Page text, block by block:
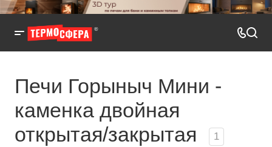
Печи Горыныч Мини -
каменка двойная
открытая/закрытая
1